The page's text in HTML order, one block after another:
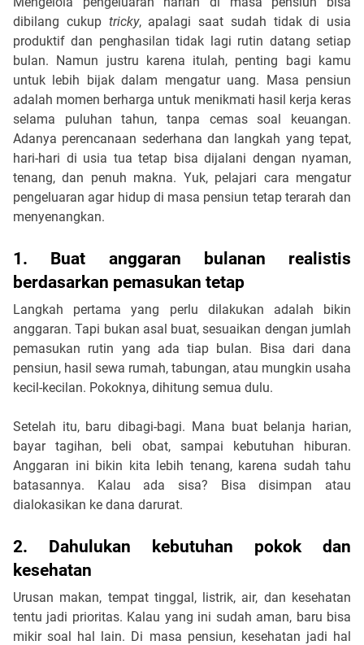
dibilang cukup tricky, apalagi saat sudah tidak di usia
produktif dan penghasilan tidak lagi rutin datang setiap
bulan. Namun justru karena itulah, penting bagi kamu
untuk lebih bijak dalam mengatur uang. Masa pensiun
adalah momen berharga untuk menikmati hasil kerja keras
selama puluhan tahun, tanpa cemas soal keuangan.
Adanya perencanaan sederhana dan langkah yang tepat,
hari-hari di usia tua tetap bisa dijalani dengan nyaman,
tenang, dan penuh makna. Yuk, pelajari cara mengatur
pengeluaran agar hidup di masa pensiun tetap terarah dan
menyenangkan.
1. Buat anggaran bulanan realistis
berdasarkan pemasukan tetap
Langkah pertama yang perlu dilakukan adalah bikin
anggaran. Tapi bukan asal buat, sesuaikan dengan jumlah
pemasukan rutin yang ada tiap bulan. Bisa dari dana
pensiun, hasil sewa rumah, tabungan, atau mungkin usaha
kecil-kecilan. Pokoknya, dihitung semua dulu.
Setelah itu, baru dibagi-bagi. Mana buat belanja harian,
bayar tagihan, beli obat, sampai kebutuhan hiburan.
Anggaran ini bikin kita lebih tenang, karena sudah tahu
batasannya. Kalau ada sisa? Bisa disimpan atau
dialokasikan ke dana darurat.
2. Dahulukan kebutuhan pokok dan
kesehatan
Urusan makan, tempat tinggal, listrik, air, dan kesehatan
tentu jadi prioritas. Kalau yang ini sudah aman, baru bisa
mikir soal hal lain. Di masa pensiun, kesehatan jadi hal